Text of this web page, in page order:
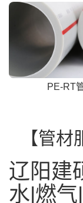
PE-RT
【管
辽阳建
水|燃